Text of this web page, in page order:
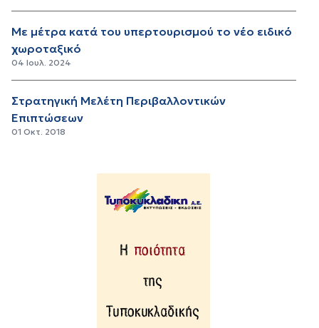
Με μέτρα κατά του υπερτουρισμού το νέο ειδικό
χωροταξικό
04 Ιουλ. 2024
Στρατηγική Μελέτη Περιβαλλοντικών
Επιπτώσεων
01 Οκτ. 2018